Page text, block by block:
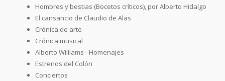
Hombres y bestias (Bocetos críticos), por Alberto Hidalgo
El cansancio de Claudio de Alas
Crónica de arte
Crónica musical
Alberto Williams - Homenajes
Estrenos del Colón
Conciertos